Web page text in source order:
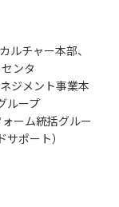
ルチャー本部、
ンタ
ジメント事業本
ループ
ーム統括グルー
ポート）